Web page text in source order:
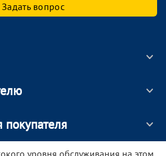
Задать вопрос